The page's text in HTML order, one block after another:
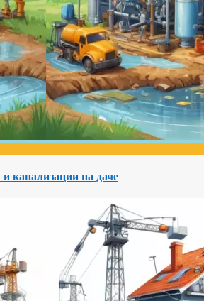
канализации на даче